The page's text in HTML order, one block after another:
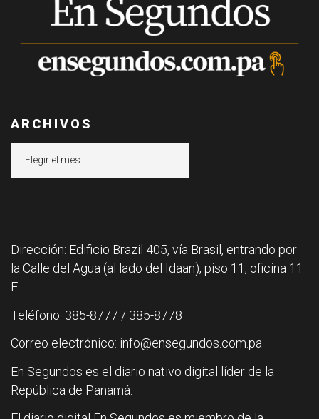
ARCHIVOS
Dirección: Edificio Brazil 405, vía Brasil, entrando por
la Calle del Agua (al lado del Idaan), piso 11, oficina 11
F.
Teléfono: 385-8777 / 385-8778
Correo electrónico: info@ensegundos.com.pa
En Segundos es el diario nativo digital líder de la
República de Panamá.